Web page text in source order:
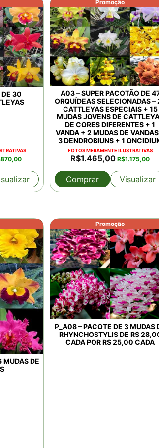
DE 30
870,00O
atual
é:
R$870,00.
Promoção
A03 – SUPER PACOTÃO DE
ORQUÍDEAS SELECIONADAS –
CATTLEYAS ESPECIAIS + 15
MUDAS JOVENS DE
DE CORES DIFERENTES + 1
VANDA + 2 MUDAS DE
3 DENDROBIUNS + 1
FOTOS MERAMENTE ILUSTRATIVAS
R$1.465,00O
preço
original
era:
R$1.465,00.
R$1.175,00O
é:
Comprar Visualizar
MUDAS DE
Promoção
P_A08 – PACOTE DE 3 MUDAS
RHYNCHOSTYLIS DE R$
CADA POR R$ 25,00 CADA